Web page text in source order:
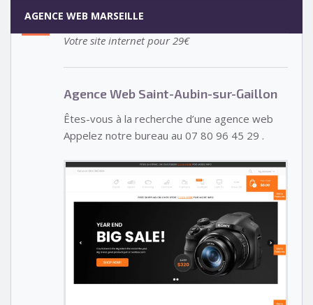
AGENCE WEB MARSEILLE
Votre site internet pour 29€
Agence Web Saint-Aubin-sur-Gaillon
Êtes-vous à la recherche d’une agence web
Appelez notre bureau au 07 80 96 45 29 .